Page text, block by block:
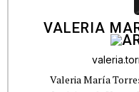
VALERIA
Valeria María